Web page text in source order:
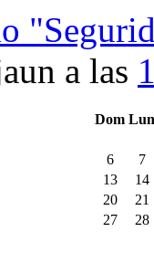
a las
Dom Lun
6
7
13
14
20
21
27
28